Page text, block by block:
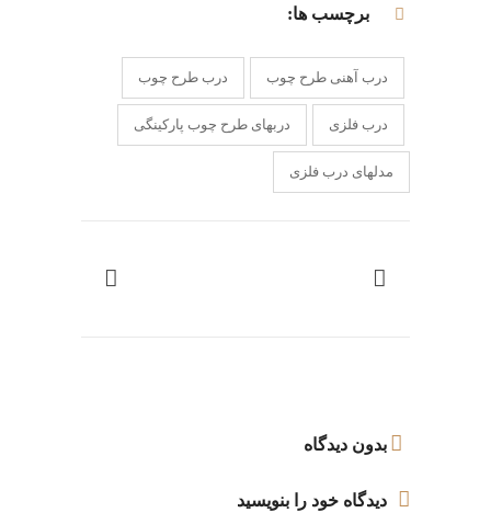
برچسب ها:
درب آهنی طرح چوب درب طرح چوب
درب فلزی دربهای طرح چوب پارکینگی
مدلهای درب فلزی
بدون دیدگاه
دیدگاه خود را بنویسید